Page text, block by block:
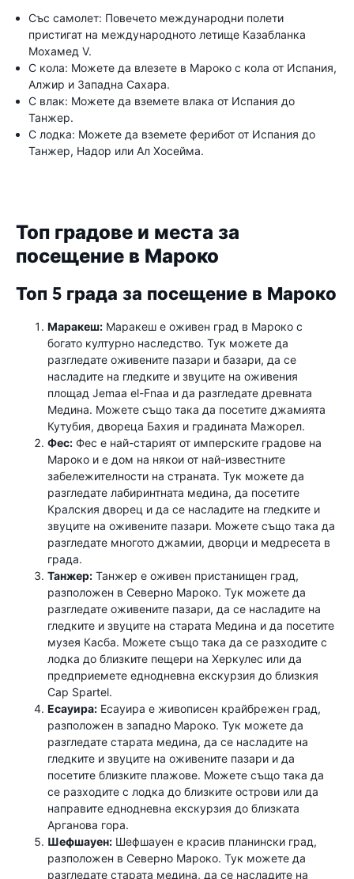
Със самолет: Повечето международни полети
пристигат на международното летище Казабланка
Мохамед V.
С кола: Можете да влезете в Мароко с кола от Испания,
Алжир и Западна Сахара.
С влак: Можете да вземете влака от Испания до
Танжер.
С лодка: Можете да вземете ферибот от Испания до
Танжер, Надор или Ал Хосейма.
Топ градове и места за
посещение в Мароко
Топ 5 града за посещение в Мароко
Маракеш: Маракеш е оживен град в Мароко с
богато културно наследство. Тук можете да
разгледате оживените пазари и базари, да се
насладите на гледките и звуците на оживения
площад Jemaa el-Fnaa и да разгледате древната
Медина. Можете също така да посетите джамията
Кутубия, двореца Бахия и градината Мажорел.
Фес: Фес е най-старият от имперските градове на
Мароко и е дом на някои от най-известните
забележителности на страната. Тук можете да
разгледате лабиринтната медина, да посетите
Кралския дворец и да се насладите на гледките и
звуците на оживените пазари. Можете също така да
разгледате многото джамии, дворци и медресета в
града.
Танжер: Танжер е оживен пристанищен град,
разположен в Северно Мароко. Тук можете да
разгледате оживените пазари, да се насладите на
гледките и звуците на старата Медина и да посетите
музея Касба. Можете също така да се разходите с
лодка до близките пещери на Херкулес или да
предприемете еднодневна екскурзия до близкия
Cap Spartel.
Есауира: Есауира е живописен крайбрежен град,
разположен в западно Мароко. Тук можете да
разгледате старата медина, да се насладите на
гледките и звуците на оживените пазари и да
посетите близките плажове. Можете също така да
се разходите с лодка до близките острови или да
направите еднодневна екскурзия до близката
Арганова гора.
Шефшауен: Шефшауен е красив планински град,
разположен в Северно Мароко. Тук можете да
разгледате старата медина, да се насладите на